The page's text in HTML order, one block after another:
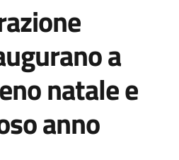
a
natale e
anno